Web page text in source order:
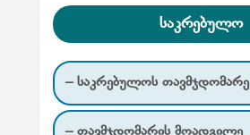
საკრებულო
– საკრებულოს თავმჯდომარე